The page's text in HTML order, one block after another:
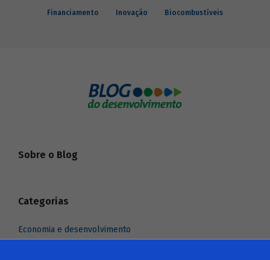
Financiamento Inovação Biocombustíveis
Sobre o Blog
Categorias
Economia e desenvolvimento